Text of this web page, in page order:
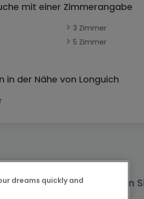
mit einer Zimmerangabe
3 Zimmer
5 Zimmer
in der Nähe von Longuich
Ihre Suche und versuchen
dreams quickly and